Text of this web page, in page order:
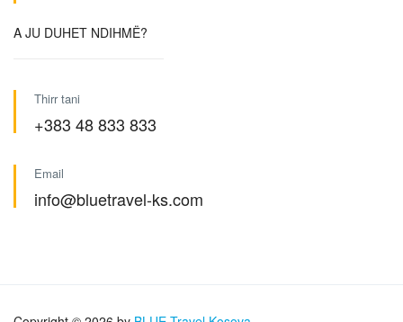
A JU DUHET NDIHMË?
Thirr tani
+383 48 833 833
Email
info@bluetravel-ks.com